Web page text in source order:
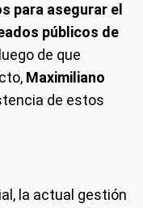
para asegurar el
públicos de
de que
Maximiliano
de estos
la actual gestión